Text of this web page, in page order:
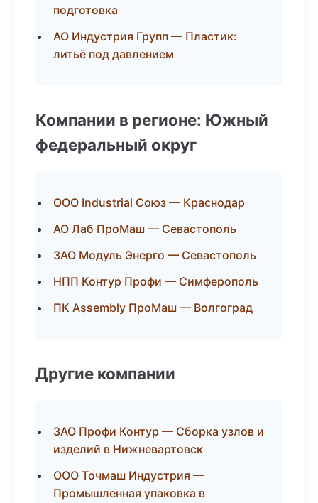
подготовка
АО Индустрия Групп — Пластик:
литьё под давлением
Компании в регионе: Южный
федеральный округ
ООО Industrial Союз — Краснодар
АО Лаб ПроМаш — Севастополь
ЗАО Модуль Энерго — Севастополь
НПП Контур Профи — Симферополь
ПК Assembly ПроМаш — Волгоград
Другие компании
ЗАО Профи Контур — Сборка узлов и
изделий в Нижневартовск
ООО Точмаш Индустрия —
Промышленная упаковка в